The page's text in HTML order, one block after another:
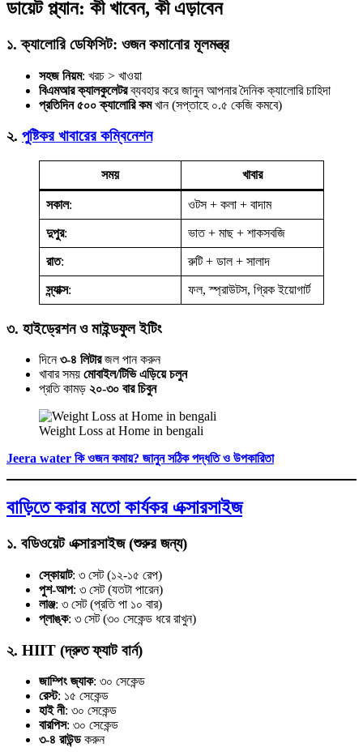
ডায়েট প্ল্যান: কী খাবেন, কী এড়াবেন
১. ক্যালোরি ডেফিসিট: ওজন কমানোর মূলমন্ত্র
সহজ নিয়ম: খরচ > খাওয়া
বিএমআর ক্যালকুলেটরব্যবহার করে জানুন আপনার দৈনিক ক্যালোরি চাহিদা
প্রতিদিন ৫০০ ক্যালোরি কমখান (সপ্তাহে ০.৫ কেজি কমবে)
২. পুষ্টিকর খাবারের কম্বিনেশন
সময় খাবার
সকাল: ওটস + কলা + বাদাম
দুপুর: ভাত + মাছ + শাকসবজি
রাত: রুটি + ডাল + সালাদ
স্ন্যাক্স: ফল, স্প্রাউটস, গ্রিক ইয়োগার্ট
৩. হাইড্রেশন ও মাইন্ডফুল ইটিং
দিনে৩-৪ লিটারজল পান করুন
খাবার সময় মোবাইল/টিভি এড়িয়ে চলুন
প্রতি কামড় ২০-৩০ বার চিবুন
Weight Loss at Home in bengali
Jeera water কি ওজন কমায়? জানুন সঠিক পদ্ধতি ও উপকারিতা
বাড়িতে করার মতো কার্যকর এক্সারসাইজ
১. বডিওয়েট এক্সারসাইজ (শুরুর জন্য)
স্কোয়াট: ৩ সেট (১২-১৫ রেপ)
পুশ-আপ: ৩ সেট (যতটা পারেন)
লাঞ্জ: ৩ সেট (প্রতি পা ১০ বার)
প্লাঙ্ক: ৩ সেট (৩০ সেকেন্ড ধরে রাখুন)
২. HIIT (দ্রুত ফ্যাট বার্ন)
জাম্পিং জ্যাক: ৩০ সেকেন্ড
রেস্ট: ১৫ সেকেন্ড
হাই নী: ৩০ সেকেন্ড
বারপিস: ৩০ সেকেন্ড
৩-৪ রাউন্ডকরুন